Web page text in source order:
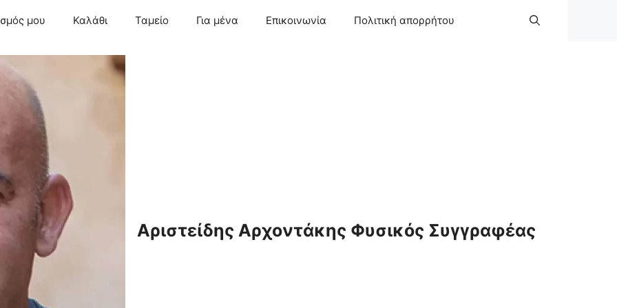
μου Καλάθι Ταμείο Για μένα Επικοινωνία Πολιτική απορρήτου
Αριστείδης Αρχοντάκης Φυσικός Συγγραφέας